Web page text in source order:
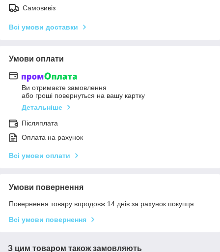
Самовивіз
Всі умови доставки
Умови оплати
Ви отримаєте замовлення
або гроші повернуться на вашу картку
Детальніше
Післяплата
Оплата на рахунок
Всі умови оплати
Умови повернення
Повернення товару впродовж 14 днів за рахунок покупця
Всі умови повернення
З цим товаром також замовляють